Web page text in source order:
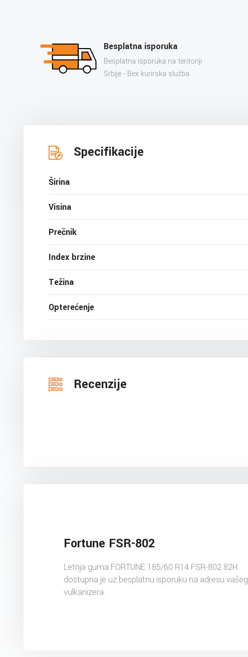
Besplatna isporuka
Besplatna isporuka na teritoriji
Srbije - Bex kurirska služba
Specifikacije
Širina
Visina
Prečnik
Index brzine
Težina
Opterećenje
Recenzije
Fortune FSR-802
Letnja guma FORTUNE 185/60 R14 FSR-802 82H
dostupna je uz besplatnu isporuku na adresu vašeg
vulkanizera.